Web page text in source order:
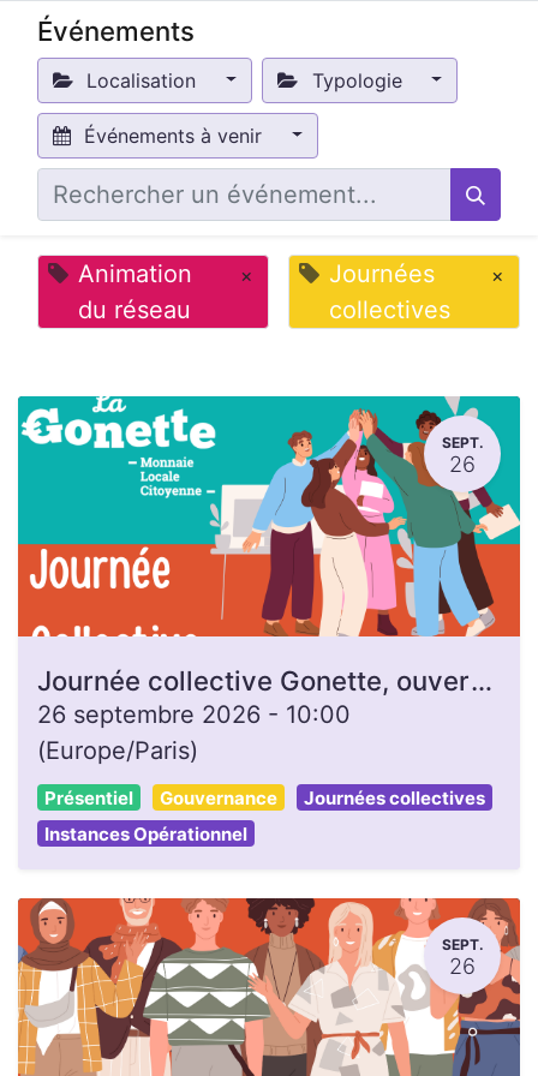
Événements
Localisation Typologie
Événements à venir
Animation
du réseau
×
Journées
collectives
×
SEPT.
26
Journée collective Gonette, ouverte à toutes et tous
26 septembre 2026 - 10:00
(Europe/Paris)
Présentiel Gouvernance
Journées collectives
Instances Opérationnel
SEPT.
26